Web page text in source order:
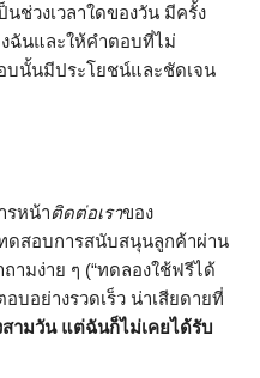
ช่วงเวลาใดของวัน มีครั้ง
ฉันและให้คำตอบที่ไม่
บนั้นมีประโยชน์และชัดเจน
รหน้าติดต่อเราของ
ดสอบการสนับสนุนลูกค้าผ่าน
ามง่าย ๆ (“ทดลองใช้ฟรีได้
บอย่างรวดเร็ว น่าเสียดายที่
ามวัน แต่ฉันก็ไม่เคยได้รับ